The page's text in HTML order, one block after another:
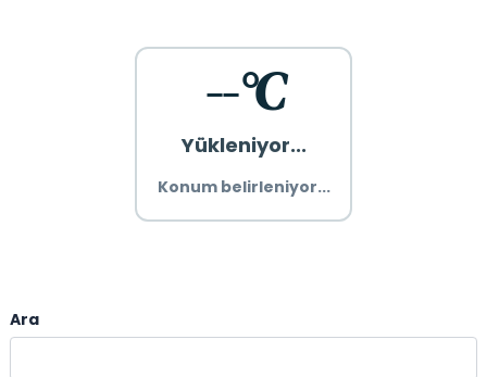
--°C
Yükleniyor...
Konum belirleniyor...
Ara